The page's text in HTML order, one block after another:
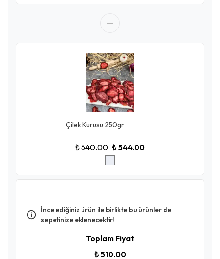
Çilek Kurusu 250gr
₺ 640.00 ₺ 544.00
İncelediğiniz ürün ile birlikte bu ürünler de
sepetinize eklenecektir!
Toplam Fiyat
₺ 510.00